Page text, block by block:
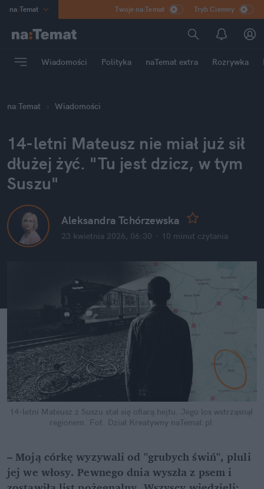
na:Temat
Poland
mama
Rozrywka
Twoje na:Temat Tryb Ciemny
Wiadomości Polityka naTemat extra Rozrywka
na:Temat Wiadomości
14-letni Mateusz nie miał już sił
dłużej żyć. "Tu jest dzicz, w tym
Suszu"
Aleksandra Tchórzewska
23 kwietnia 2026, 06:30 · 10 minut czytania
14-letni Mateusz z Suszu stał się ofiarą hejtu. Jego los wstrząsnął
regionem. Fot. Dział Kreatywny naTemat.pl
– Moją córkę wyzywali od "grubych świń", pluli
jej we włosy. Pewnego dnia wyszła z psem i